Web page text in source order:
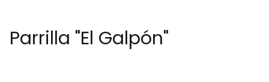
Parrilla "El Galpón"